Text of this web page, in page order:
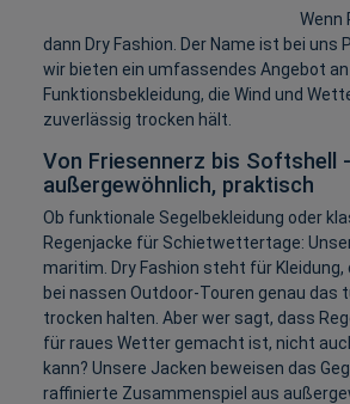
Wenn
dann Dry Fashion. Der Name ist bei uns
wir bieten ein umfassendes Angebot
Funktionsbekleidung, die Wind und
zuverlässig trocken hält.
Von Friesennerz bis Softshell
außergewöhnlich, praktisch
Ob funktionale Segelbekleidung oder
Regenjacke für Schietwettertage:
maritim. Dry Fashion steht für Kleidung,
bei nassen Outdoor-Touren genau das
trocken halten. Aber wer sagt, dass
für raues Wetter gemacht ist, nicht
kann? Unsere Jacken beweisen das
raffinierte Zusammenspiel aus